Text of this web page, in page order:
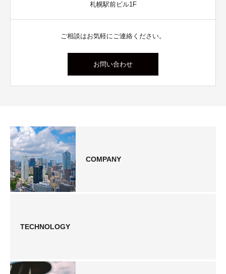
札幌駅前ビル1F
ご相談はお気軽にご連絡ください。
お問い合わせ
COMPANY
TECHNOLOGY